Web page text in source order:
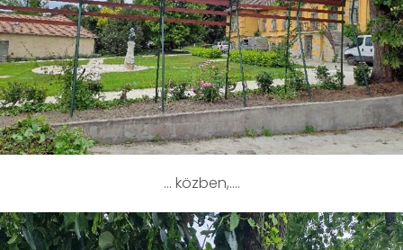
… közben,….